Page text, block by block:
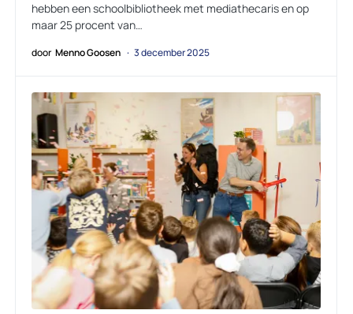
hebben een schoolbibliotheek met mediathecaris en op
maar 25 procent van…
door Menno Goosen 3 december 2025